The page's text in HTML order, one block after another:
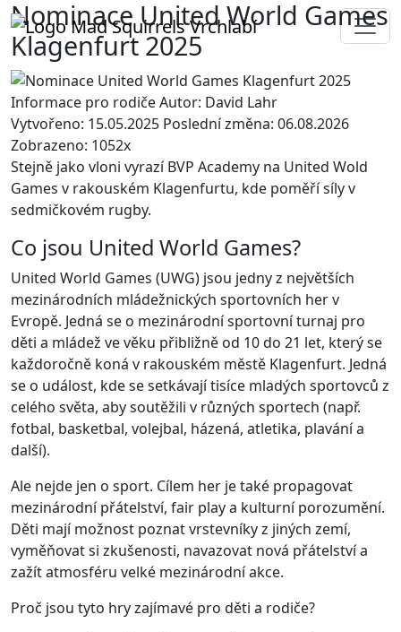
Nominace United World Games
Klagenfurt 2025
Informace pro rodičeAutor: David Lahr
Vytvořeno: 15.05.2025 Poslední změna: 06.08.2026
Zobrazeno: 1052x
Stejně jako vloni vyrazí BVP Academy na United Wold
Games v rakouském Klagenfurtu, kde poměří síly v
sedmičkovém rugby.
Co jsou United World Games?
United World Games (UWG) jsou jedny z největších
mezinárodních mládežnických sportovních her v
Evropě. Jedná se o mezinárodní sportovní turnaj pro
děti a mládež ve věku přibližně od 10 do 21 let, který se
každoročně koná v rakouském městě Klagenfurt. Jedná
se o událost, kde se setkávají tisíce mladých sportovců z
celého světa, aby soutěžili v různých sportech (např.
fotbal, basketbal, volejbal, házená, atletika, plavání a
další).
Ale nejde jen o sport. Cílem her je také propagovat
mezinárodní přátelství, fair play a kulturní porozumění.
Děti mají možnost poznat vrstevníky z jiných zemí,
vyměňovat si zkušenosti, navazovat nová přátelství a
zažít atmosféru velké mezinárodní akce.
Proč jsou tyto hry zajímavé pro děti a rodiče?